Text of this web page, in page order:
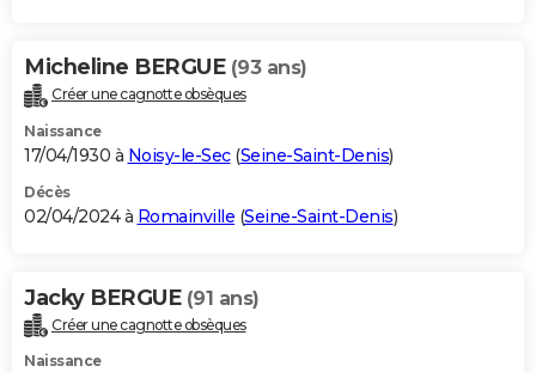
Micheline BERGUE (93 ans)
Créer une cagnotte obsèques
Naissance
17/04/1930 à Noisy-le-Sec(Seine-Saint-Denis)
Décès
02/04/2024 à Romainville (Seine-Saint-Denis)
Jacky BERGUE (91 ans)
Créer une cagnotte obsèques
Naissance